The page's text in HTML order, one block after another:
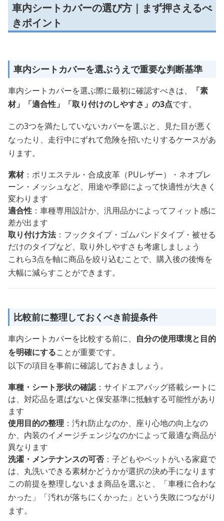
車内シートカバーの選び方｜まず押さえるべ
きポイント
車内シートカバーを選ぶうえで重要な判断基準
車内シートカバーを選ぶ際に最初に確認すべきは、
「素
材」「適合性」「取り付けのしやすさ」の3点です。
この3つを満たしていないカバーを選ぶと、見た目が悪く
なったり、走行中にずれて危険を招いたりするケースがあ
ります。
素材：ポリエステル・合成皮革（PUレザー）・ネオプレ
ーン・メッシュなど、用途や季節によって快適性が大きく
変わります
適合性 ：車種専用設計か、汎用品かによってフィット感に
差が出ます
取り付け方法：フックタイプ・ゴムバンドタイプ・被せる
だけのタイプなど、取り外しやすさも考慮しましょう
これら3点を軸に商品を絞り込むことで、購入後の後悔を
大幅に減らすことができます。
比較前に整理しておくべき前提条件
車内シートカバーを比較する前に、 自分の使用環境と目的
を明確にすることが重要です。
以下の項目を事前に確認しておきましょう。
車種・シート形状の確認：サイドエアバッグ搭載シートに
は、対応品を選ばないと保安基準に抵触する可能性があり
ます
使用目的の整理 ：汚れ防止なのか、座り心地の向上なの
か、内装のイメージチェンジなのかによって最適な商品が
異なります
洗濯・メンテナンスの可否：子どもやペットがいる家庭で
は、丸洗いできる素材かどうかが選択の決め手になります
この前提を整理しないまま商品を選ぶと、「車種に合わな
かった」「汚れが落ちにくかった」という失敗につながり
ます。